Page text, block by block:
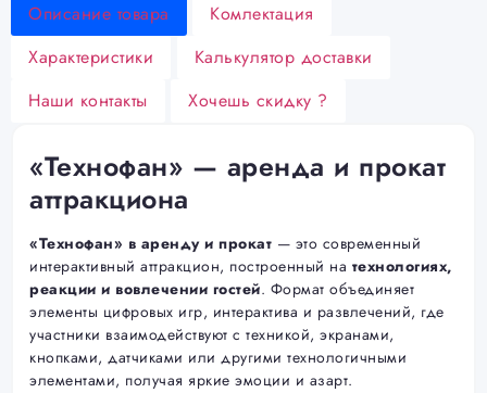
Описание товара
Комлектация
Характеристики
Калькулятор доставки
Наши контакты
Хочешь скидку ?
«Технофан» — аренда и прокат
аттракциона
«Технофан» в аренду и прокат — это современный
интерактивный аттракцион, построенный на технологиях,
реакции и вовлечении гостей. Формат объединяет
элементы цифровых игр, интерактива и развлечений, где
участники взаимодействуют с техникой, экранами,
кнопками, датчиками или другими технологичными
элементами, получая яркие эмоции и азарт.